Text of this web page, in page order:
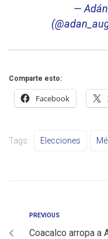
—
Comparte esto:
Facebook
Tags: Elecciones
PREVIOUS
Coacalco arropa a